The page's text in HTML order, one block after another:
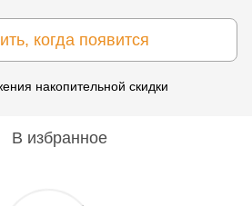
когда появится
накопительной скидки
В избранное